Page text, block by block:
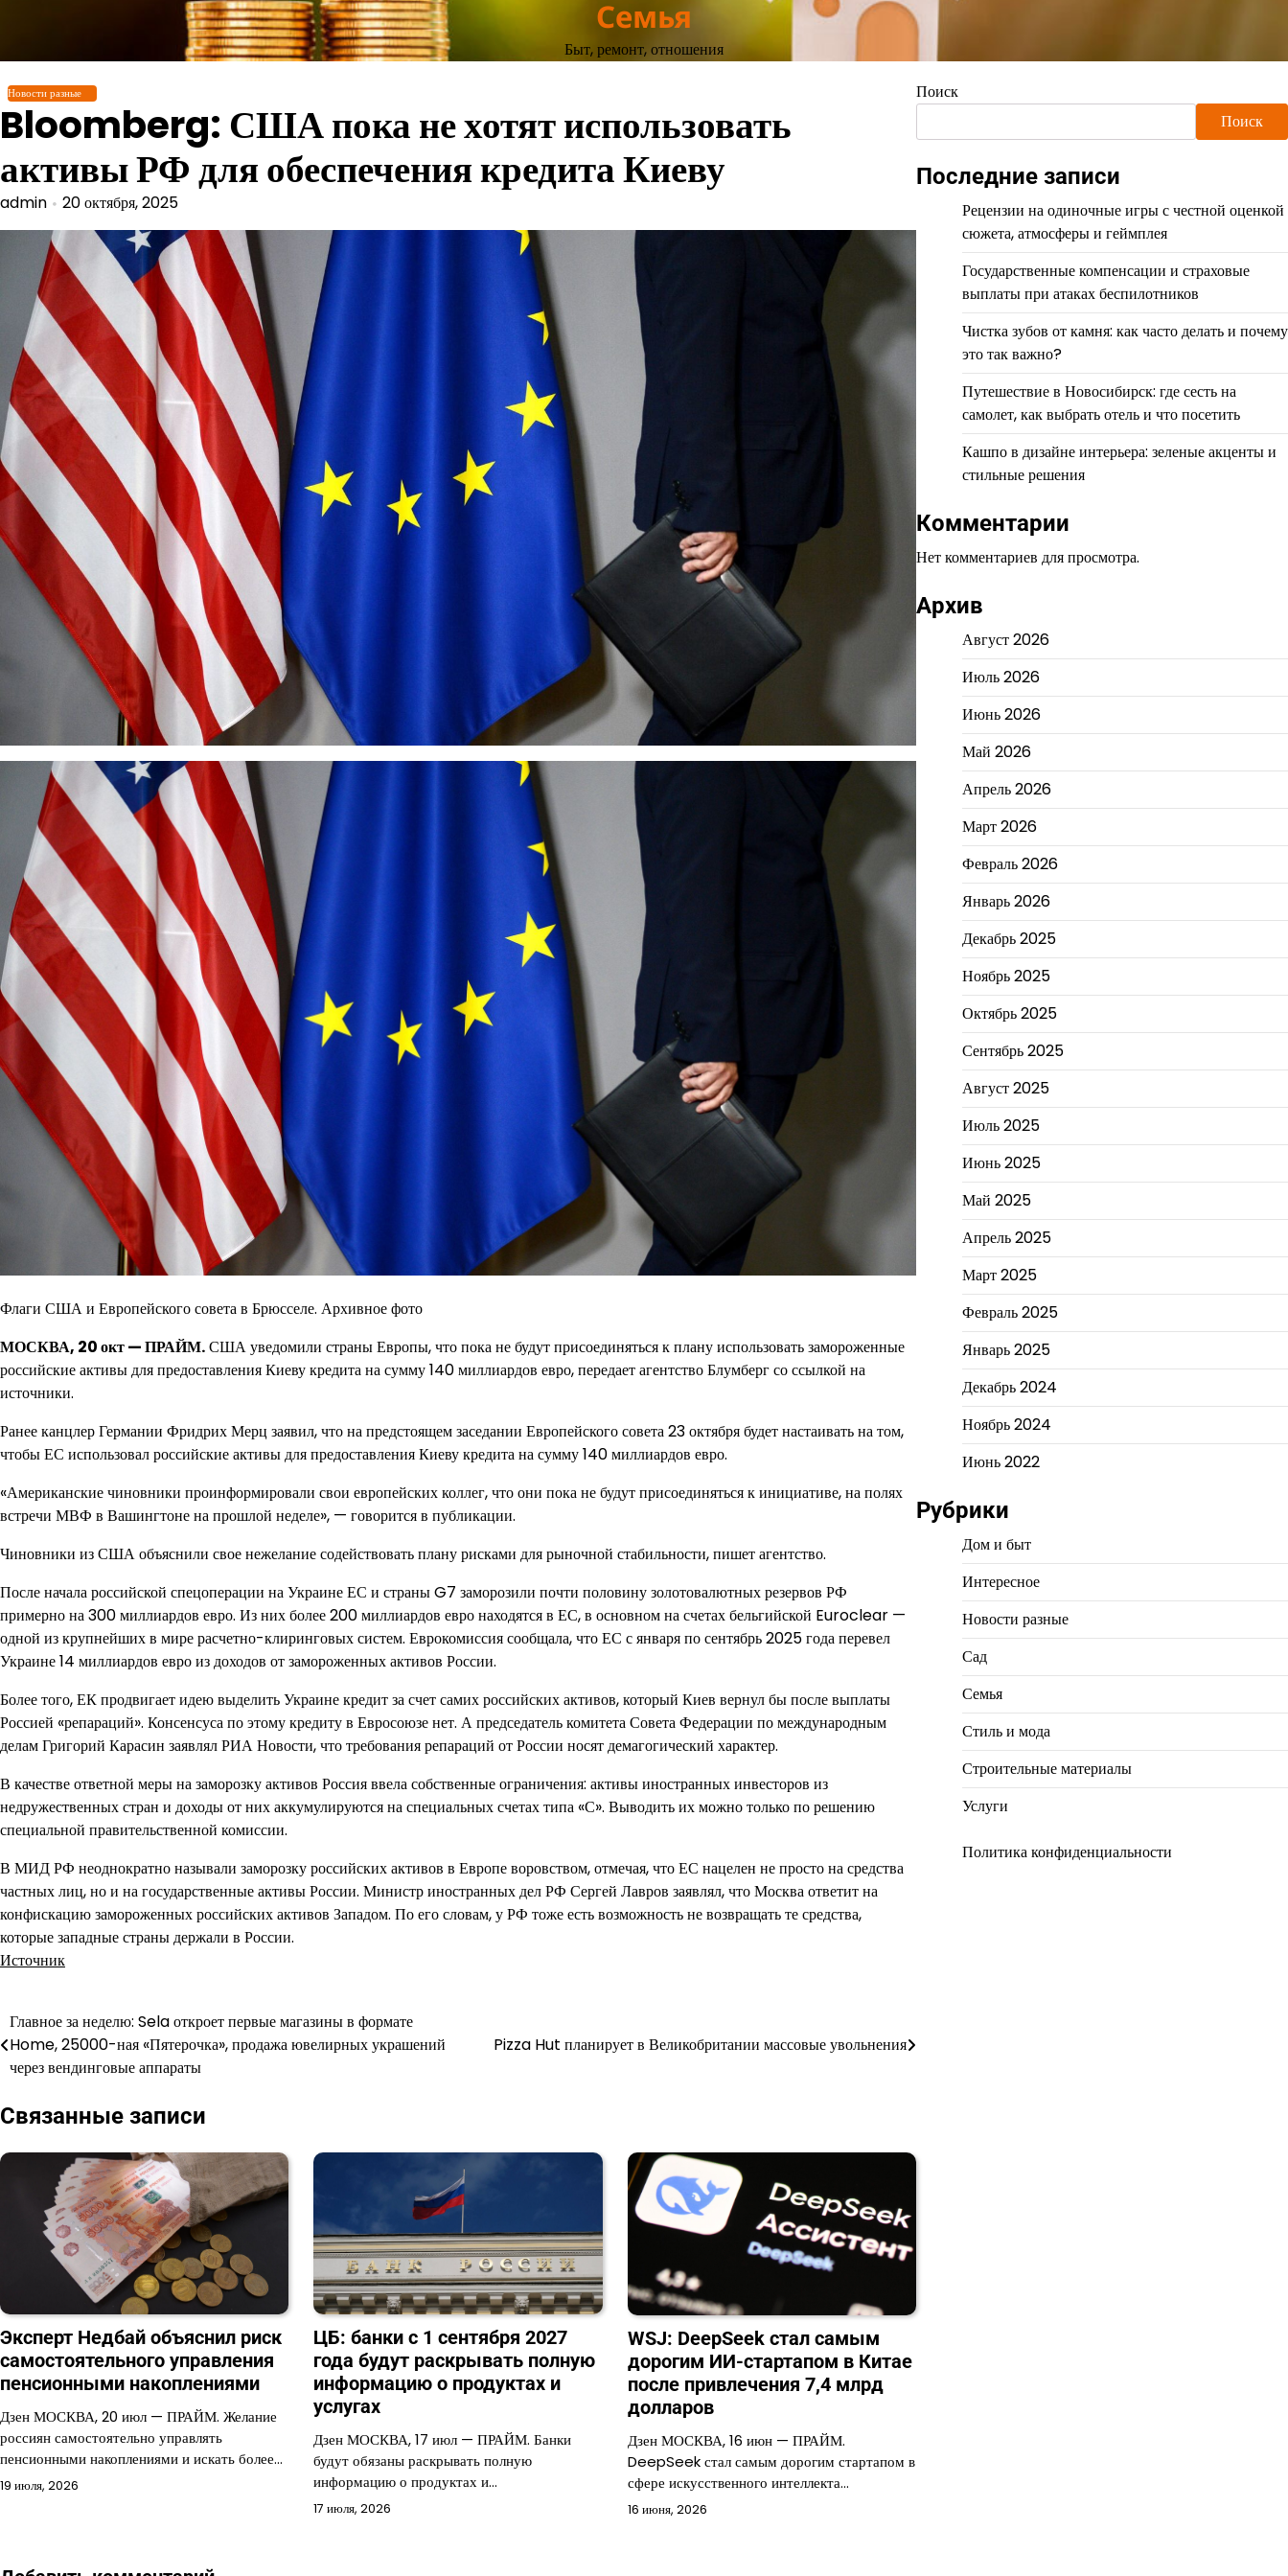
содержимому
Семья
Быт, ремонт, отношения
Новости разные
Bloomberg: США пока не хотят использовать
активы РФ для обеспечения кредита Киеву
admin 20 октября, 2025
Флаги США и Европейского совета в Брюсселе. Архивное фото
МОСКВА, 20 окт — ПРАЙМ.США уведомили страны Европы, что пока не будут присоединяться к плану использовать замороженные
российские активы для предоставления Киеву кредита на сумму 140 миллиардов евро, передает агентство Блумберг со ссылкой на
источники.
Ранее канцлер Германии Фридрих Мерц заявил, что на предстоящем заседании Европейского совета 23 октября будет настаивать на том,
чтобы ЕС использовал российские активы для предоставления Киеву кредита на сумму 140 миллиардов евро.
«Американские чиновники проинформировали свои европейских коллег, что они пока не будут присоединяться к инициативе, на полях
встречи МВФ в Вашингтоне на прошлой неделе», — говорится в публикации.
Чиновники из США объяснили свое нежелание содействовать плану рисками для рыночной стабильности, пишет агентство.
После начала российской спецоперации на Украине ЕС и страны G7 заморозили почти половину золотовалютных резервов РФ
примерно на 300 миллиардов евро. Из них более 200 миллиардов евро находятся в ЕС, в основном на счетах бельгийской Euroclear —
одной из крупнейших в мире расчетно-клиринговых систем. Еврокомиссия сообщала, что ЕС с января по сентябрь 2025 года перевел
Украине 14 миллиардов евро из доходов от замороженных активов России.
Более того, ЕК продвигает идею выделить Украине кредит за счет самих российских активов, который Киев вернул бы после выплаты
Россией «репараций». Консенсуса по этому кредиту в Евросоюзе нет. А председатель комитета Совета Федерации по международным
делам Григорий Карасин заявлял РИА Новости, что требования репараций от России носят демагогический характер.
В качестве ответной меры на заморозку активов Россия ввела собственные ограничения: активы иностранных инвесторов из
недружественных стран и доходы от них аккумулируются на специальных счетах типа «С». Выводить их можно только по решению
специальной правительственной комиссии.
В МИД РФ неоднократно называли заморозку российских активов в Европе воровством, отмечая, что ЕС нацелен не просто на средства
частных лиц, но и на государственные активы России. Министр иностранных дел РФ Сергей Лавров заявлял, что Москва ответит на
конфискацию замороженных российских активов Западом. По его словам, у РФ тоже есть возможность не возвращать те средства,
которые западные страны держали в России.
Источник
Навигация
по
Главное за неделю: Sela откроет первые магазины в формате
Home, 25000-ная «Пятерочка», продажа ювелирных украшений
через вендинговые аппараты
Pizza Hut планирует в Великобритании массовые увольнения
Связанные записи
Эксперт Недбай объяснил риск
самостоятельного управления
пенсионными накоплениями
Дзен МОСКВА, 20 июл — ПРАЙМ. Желание
россиян самостоятельно управлять
пенсионными накоплениями и искать более…
19 июля, 2026
ЦБ: банки с 1 сентября 2027
года будут раскрывать полную
информацию о продуктах и
услугах
Дзен МОСКВА, 17 июл — ПРАЙМ. Банки
будут обязаны раскрывать полную
информацию о продуктах и…
17 июля, 2026
WSJ: DeepSeek стал самым
дорогим ИИ-стартапом в Китае
после привлечения 7,4 млрд
долларов
Дзен МОСКВА, 16 июн — ПРАЙМ.
DeepSeek стал самым дорогим стартапом в
сфере искусственного интеллекта…
16 июня, 2026
Поиск
Поиск
Последние записи
Рецензии на одиночные игры с честной оценкой
сюжета, атмосферы и геймплея
Государственные компенсации и страховые
выплаты при атаках беспилотников
Чистка зубов от камня: как часто делать и почему
это так важно?
Путешествие в Новосибирск: где сесть на
самолет, как выбрать отель и что посетить
Кашпо в дизайне интерьера: зеленые акценты и
стильные решения
Комментарии
Нет комментариев для просмотра.
Архив
Август 2026
Июль 2026
Июнь 2026
Май 2026
Апрель 2026
Март 2026
Февраль 2026
Январь 2026
Декабрь 2025
Ноябрь 2025
Октябрь 2025
Сентябрь 2025
Август 2025
Июль 2025
Июнь 2025
Май 2025
Апрель 2025
Март 2025
Февраль 2025
Январь 2025
Декабрь 2024
Ноябрь 2024
Июнь 2022
Рубрики
Дом и быт
Интересное
Новости разные
Сад
Семья
Стиль и мода
Строительные материалы
Услуги
Политика конфиденциальности